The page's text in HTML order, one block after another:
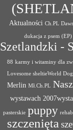
Aktualności Ch.PL
dukacja z psem (EP)
Szetlandzki -
88 karmy i witaminy dla
Lovesome sheltieWorld
Merlin Mł.Ch.PL
wystawach
pasterskie puppy
szczenięta